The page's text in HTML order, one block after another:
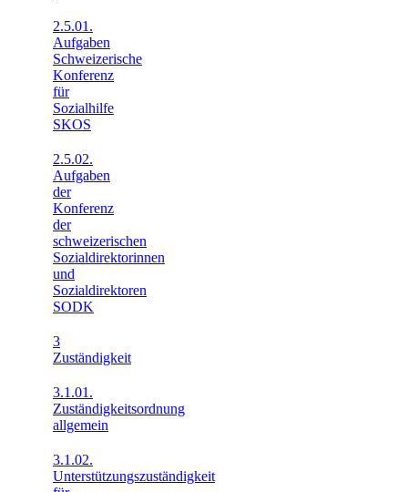
2.5.01.
Aufgaben
Schweizerische
Konferenz
für
Sozialhilfe
SKOS
2.5.02.
Aufgaben
der
Konferenz
der
schweizerischen
Sozialdirektorinnen
und
Sozialdirektoren
SODK
3
Zuständigkeit
3.1.01.
Zuständigkeitsordnung
allgemein
3.1.02.
Unterstützungszuständigkeit